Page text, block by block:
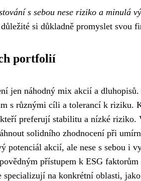
s sebou nese riziko a minulá
si důkladně promyslet
portfolií
jen náhodný mix akcií a
s různými cíli a tolerancí k riziku.
preferují stabilitu a nízké riziko.
solidního zhodnocení při
potenciál akcií, ale nese s sebou i
přístupem k ESG
specializují na konkrétní oblasti,